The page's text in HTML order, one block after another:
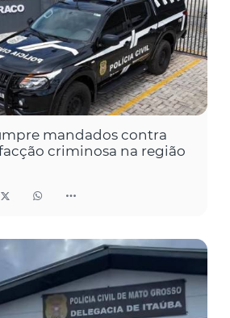
mandados contra
criminosa na região